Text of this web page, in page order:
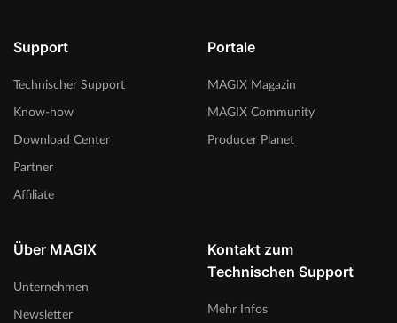
Support
Technischer Support
Know-how
Download Center
Partner
Affiliate
Portale
MAGIX Magazin
MAGIX Community
Producer Planet
Über MAGIX
Unternehmen
Newsletter
Kontakt zum
Technischen Support
Mehr Infos